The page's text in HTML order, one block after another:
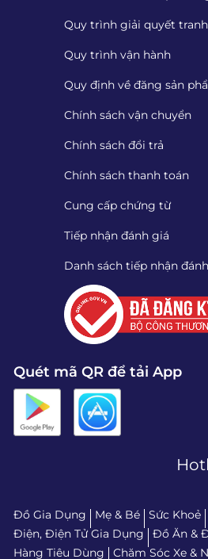
Quy trình giải quyết
Quy trình vận hành
Quy định về đăng sản
Chính sách vận chuyển
Chính sách đổi trả
Chính sách thanh toán
Cung cấp chứng từ
Tiếp nhận đánh giá
Danh sách tiếp nhận
Quét mã QR để tải App
Đồ Gia Dụng Mẹ & Bé
Sức Khoẻ
Điện, Điện Tử Gia Dụng
Đồ Ăn &
Hàng Tiêu Dùng
Chăm Sóc Xe &